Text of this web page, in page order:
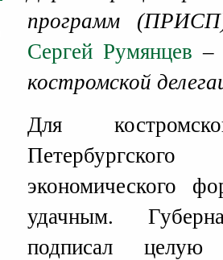
программ
Сергей Румянцев –
костромской
Для
экономического
удачным.
подписал целую